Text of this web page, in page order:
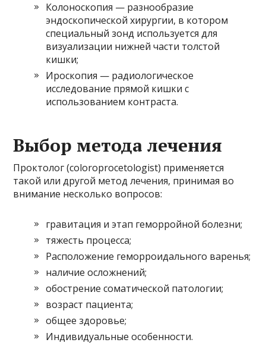
Колоноскопия — разнообразие
эндоскопической хирургии, в котором
специальный зонд используется для
визуализации нижней части толстой
кишки;
Ироскопия — радиологическое
исследование прямой кишки с
использованием контраста.
Выбор метода лечения
Проктолог (coloroprocetologist) применяется
такой или другой метод лечения, принимая во
внимание несколько вопросов:
гравитация и этап геморройной болезни;
тяжесть процесса;
Расположение геморроидального варенья;
наличие осложнений;
обострение соматической патологии;
возраст пациента;
общее здоровье;
Индивидуальные особенности.